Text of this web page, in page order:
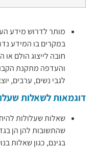
מותר לדרוש מידע
במקרים בו המידע
חובה לייצוג הולם
והעדפה מתקנת
לגבי נשים, ערבים,
דוגמאות לשאלות
שאלות שעלולות
שהתשובות להן הן
בגינם, כגון שאלות